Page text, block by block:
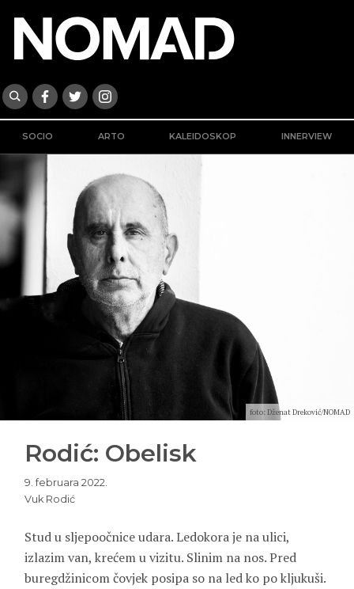
SOCIO ARTO KALEIDOSKOP INNERVIEW
foto: Dženat Dreković/NOMAD
Rodić: Obelisk
9. februara 2022.
Vuk Rodić
Stud u sljepoočnice udara. Ledokora je na ulici,
izlazim van, krećem u vizitu. Slinim na nos. Pred
buregdžinicom čovjek posipa so na led ko po kljukuši.